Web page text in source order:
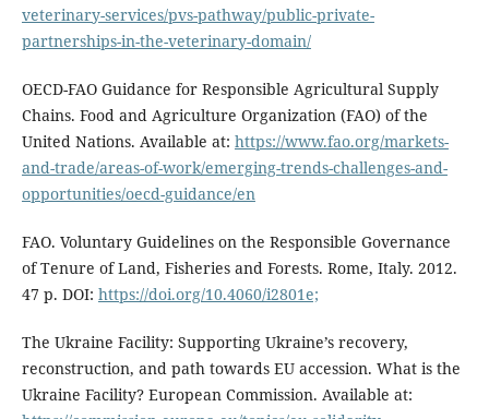
veterinary-services/pvs-pathway/public-private-
partnerships-in-the-veterinary-domain/
OECD-FAO Guidance for Responsible Agricultural Supply
Chains. Food and Agriculture Organization (FAO) of the
United Nations. Available at: https://www.fao.org/markets-
and-trade/areas-of-work/emerging-trends-challenges-and-
opportunities/oecd-guidance/en
FAO. Voluntary Guidelines on the Responsible Governance
of Tenure of Land, Fisheries and Forests. Rome, Italy. 2012.
47 p. DOI: https://doi.org/10.4060/i2801e;
The Ukraine Facility: Supporting Ukraine’s recovery,
reconstruction, and path towards EU accession. What is the
Ukraine Facility? European Commission. Available at: